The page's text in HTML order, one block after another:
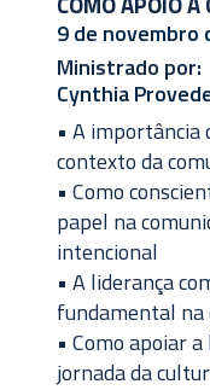
9 de novembro
Ministrado por:
Cynthia
• A importância
contexto da
• Como
papel na
intencional
• A liderança
fundamental na
• Como apoiar
jornada da